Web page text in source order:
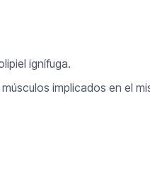
ignífuga.
implicados en el